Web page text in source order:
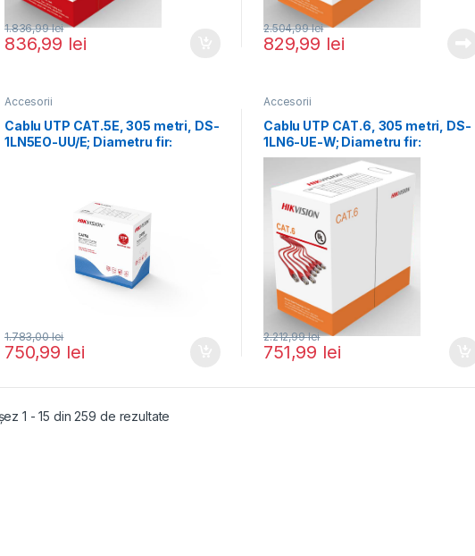
836,99 lei
1.836,99lei
829,99 lei
2.504,99lei
Accesorii
Cablu UTP CAT.5E, 305 metri, DS-
1LN5EO-UU/E; Diametru fir:
750,99 lei
1.783,00lei
Accesorii
Cablu UTP CAT.6, 305 metri, DS-
1LN6-UE-W; Diametru fir:
0.53mm, OFC,
751,99 lei
2.212,99lei
1 - 15 din 259 de rezultate